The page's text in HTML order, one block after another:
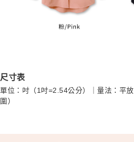
尺寸表
單位：吋（1吋=2.54公分）｜量法：平
圍）